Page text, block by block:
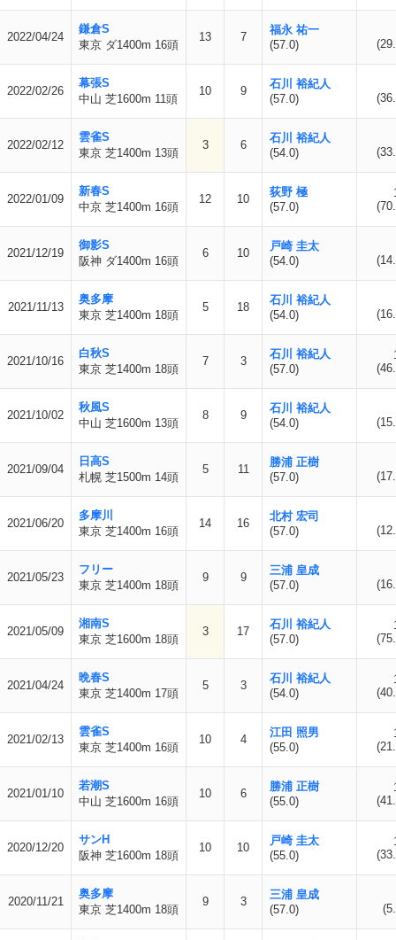
2022/04/24
鎌倉S
東京 ダ1400m 16頭
13 7
福永 祐一
(57.0)
2022/02/26
幕張S
中山 芝1600m 11頭
10 9
石川 裕紀人
(57.0)
2022/02/12
雲雀S
東京 芝1400m 13頭
3 6
石川 裕紀人
(54.0)
2022/01/09
新春S
中京 芝1400m 16頭
12 10
荻野 極
(57.0)
2021/12/19
御影S
阪神 ダ1400m 16頭
6 10
戸崎 圭太
(54.0)
2021/11/13
奥多摩
東京 芝1400m 18頭
5 18
石川 裕紀人
(54.0)
2021/10/16
白秋S
東京 芝1400m 18頭
7 3
石川 裕紀人
(57.0)
2021/10/02
秋風S
中山 芝1600m 13頭
8 9
石川 裕紀人
(54.0)
2021/09/04
日高S
札幌 芝1500m 14頭
5 11
勝浦 正樹
(57.0)
2021/06/20
多摩川
東京 芝1400m 16頭
14 16
北村 宏司
(57.0)
2021/05/23
フリー
東京 芝1400m 18頭
9 9
三浦 皇成
(57.0)
2021/05/09
湘南S
東京 芝1600m 18頭
3 17
石川 裕紀人
(57.0)
2021/04/24
晩春S
東京 芝1400m 17頭
5 3
石川 裕紀人
(54.0)
2021/02/13
雲雀S
東京 芝1400m 16頭
10 4
江田 照男
(55.0)
2021/01/10
若潮S
中山 芝1600m 16頭
10 6
勝浦 正樹
(55.0)
2020/12/20
サンH
阪神 芝1600m 18頭
10 10
戸崎 圭太
(55.0)
2020/11/21
奥多摩
東京 芝1400m 18頭
9 3
三浦 皇成
(57.0)